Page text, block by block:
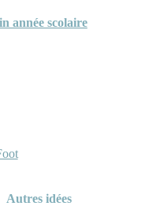
année scolaire
Autres idées